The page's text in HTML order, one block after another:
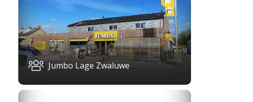
Jumbo Lage Zwaluwe